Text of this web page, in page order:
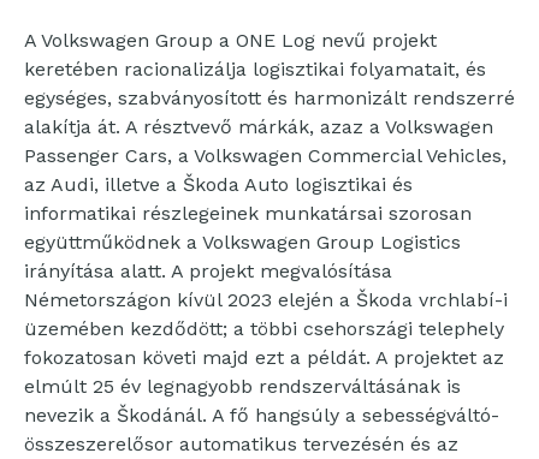
A Volkswagen Group a ONE Log nevű projekt
keretében racionalizálja logisztikai folyamatait, és
egységes, szabványosított és harmonizált rendszerré
alakítja át. A résztvevő márkák, azaz a Volkswagen
Passenger Cars, a Volkswagen Commercial Vehicles,
az Audi, illetve a Škoda Auto logisztikai és
informatikai részlegeinek munkatársai szorosan
együttműködnek a Volkswagen Group Logistics
irányítása alatt. A projekt megvalósítása
Németországon kívül 2023 elején a Škoda vrchlabí-i
üzemében kezdődött; a többi csehországi telephely
fokozatosan követi majd ezt a példát. A projektet az
elmúlt 25 év legnagyobb rendszerváltásának is
nevezik a Škodánál. A fő hangsúly a sebességváltó-
összeszerelősor automatikus tervezésén és az